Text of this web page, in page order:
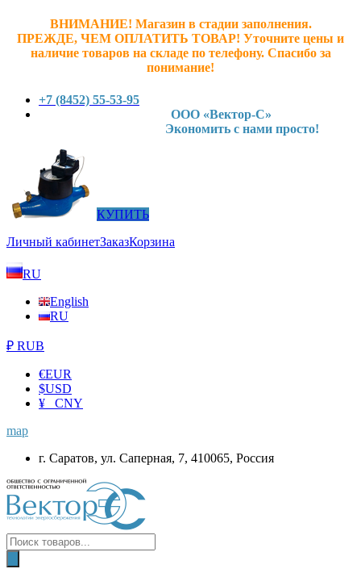
ВНИМАНИЕ! Магазин в стадии заполнения.
ПРЕЖДЕ, ЧЕМ ОПЛАТИТЬ ТОВАР! Уточните цены и
наличие товаров на складе по телефону. Спасибо за
понимание!
+7 (8452) 55-53-95
ООО «Вектор-С»
Экономить с нами просто!
КУПИТЬ
Личный кабинетЗаказКорзина
RU
English
RU
₽ RUB
€EUR
$USD
¥ CNY
map
г. Саратов, ул. Саперная, 7, 410065, Россия